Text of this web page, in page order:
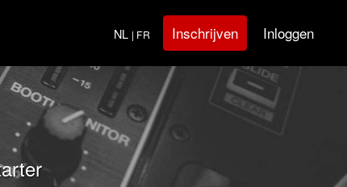
NL | FR Inschrijven Inloggen